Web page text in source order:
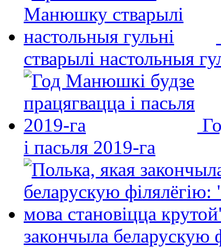
стварылі настольныя
і пасьля 2019-га
закончыла беларускую